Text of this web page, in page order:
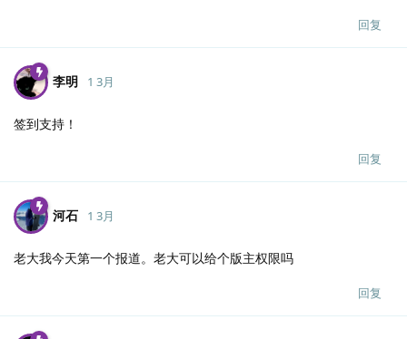
回复
李明 1 3月
签到支持！
回复
河石 1 3月
老大我今天第一个报道。老大可以给个版主权限吗
回复